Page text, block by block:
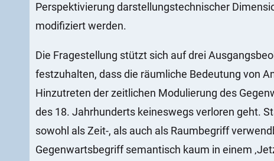
Perspektivierung darstellungstechnischer
modifiziert werden.
Die Fragestellung stützt sich auf drei
festzuhalten, dass die räumliche Bedeutung von
Hinzutreten der zeitlichen Modulierung des
des 18. Jahrhunderts keineswegs verloren geht.
sowohl als Zeit-, als auch als Raumbegriff
Gegenwartsbegriff semantisch kaum in einem